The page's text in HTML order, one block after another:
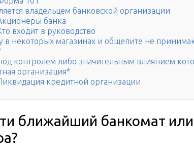
владельцем банковской организации
банка
входит в руководство
в некоторых магазинах и общепите не
контролем либо значительным влиянием
организация*
кредитной организации
ближайший банкомат